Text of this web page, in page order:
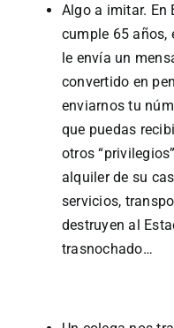
Algo a imitar. En
cumple 65 años,
le envía un
convertido en
enviarnos tu
que puedas
otros
alquiler de su
servicios,
destruyen al
trasnochado…